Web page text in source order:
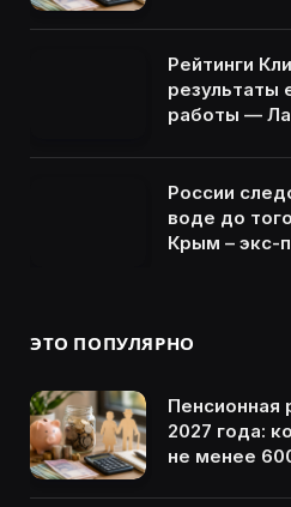
Рейтинги
результаты
работы —
России
воде до
Крым – экс-
ЭТО ПОПУЛЯРНО
Пенсионная
2027 года:
не менее